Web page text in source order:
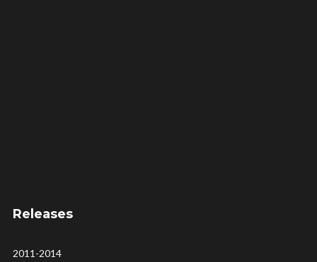
Releases
2011-2014